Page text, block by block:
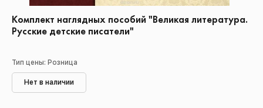
Комплект наглядных пособий "Великая литература.
Русские детские писатели"
Тип цены: Розница
Нет в наличии